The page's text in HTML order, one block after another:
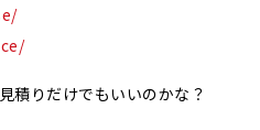
積りだけでもいいのかな？